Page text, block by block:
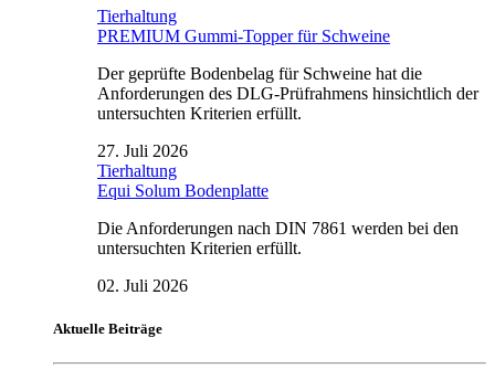
Tierhaltung
PREMIUM Gummi-Topper für Schweine
Der geprüfte Bodenbelag für Schweine hat die
Anforderungen des DLG-Prüfrahmens hinsichtlich der
untersuchten Kriterien erfüllt.
27. Juli 2026
Tierhaltung
Equi Solum Bodenplatte
Die Anforderungen nach DIN 7861 werden bei den
untersuchten Kriterien erfüllt.
02. Juli 2026
Aktuelle Beiträge